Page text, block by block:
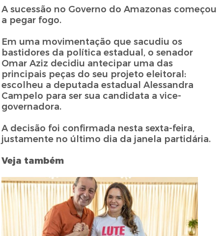
A sucessão no Governo do Amazonas começou
a pegar fogo.
Em uma movimentação que sacudiu os
bastidores da política estadual, o senador
Omar Aziz decidiu antecipar uma das
principais peças do seu projeto eleitoral:
escolheu a deputada estadual Alessandra
Campelo para ser sua candidata a vice-
governadora.
A decisão foi confirmada nesta sexta-feira,
justamente no último dia da janela partidária.
Veja também